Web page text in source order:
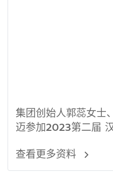
集团创始人郭蕊女士
迈参加2023第二届
查看更多资料